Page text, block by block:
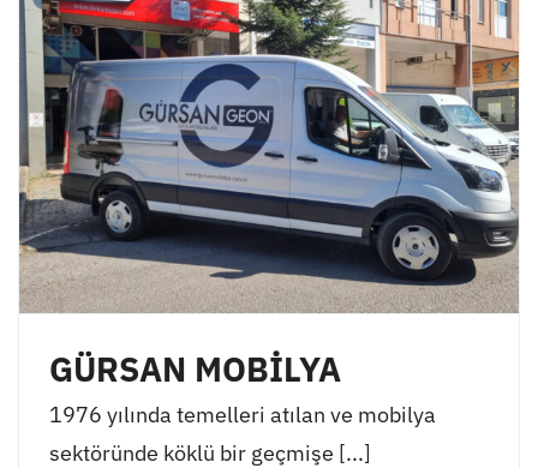
GÜRSAN MOBİLYA
1976 yılında temelleri atılan ve mobilya
sektöründe köklü bir geçmişe [...]